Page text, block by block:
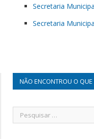
Secretaria
Secretaria
NÃO ENCONTROU O QUE